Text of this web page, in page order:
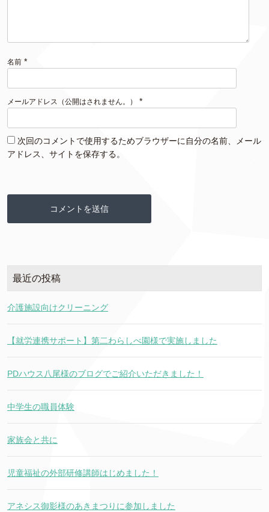
名前 *
メールアドレス（公開はされません。） *
次回のコメントで使用するためブラウザーに自分の名前、メール
アドレス、サイトを保存する。
最近の投稿
介護施設向けクリーニング
【就労連携サポート】第二わらしべ園様で実施しました
PDハウス八尾様のブログでご紹介いただきました！
中学生の職員体験
家族会と共に
児童福祉の外部研修講師はじめました！
アネシス御影様のあきまつりに参加しました